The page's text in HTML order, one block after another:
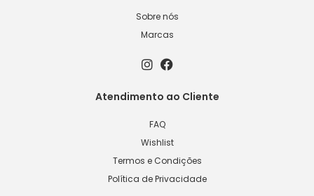
Sobre nós
Marcas
Atendimento ao Cliente
FAQ
Wishlist
Termos e Condições
Política de Privacidade